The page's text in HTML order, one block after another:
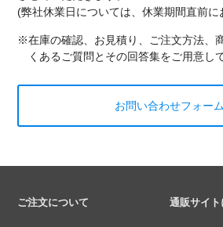
(弊社休業日については、休業期間直前に
※在庫の確認、お見積り、ご注文方法、
くあるご質問とその回答集をご用意し
お問い合わせフォーム
ご注文について 通販サイト